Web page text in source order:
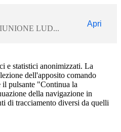
LUD...
Apri
e statistici anonimizzati. La
dell'apposito comando
pulsante "Continua la
della navigazione in
di tracciamento diversi da quelli